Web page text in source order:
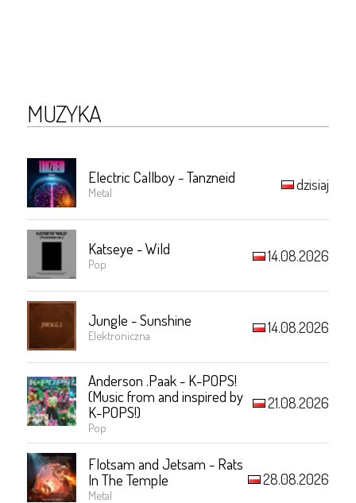
MUZYKA
Electric Callboy - Tanzneid
Metal dzisiaj
Katseye - Wild
Pop 14.08.2026
Jungle - Sunshine
Elektroniczna 14.08.2026
Anderson .Paak - K-POPS!
(Music from and inspired by
K-POPS!)
Pop
21.08.2026
Flotsam and Jetsam - Rats
In The Temple
Metal
28.08.2026